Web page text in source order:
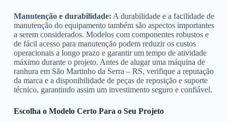
Manutenção e durabilidade: A durabilidade e a facilidade de
manutenção do equipamento também são aspectos importantes
a serem considerados. Modelos com componentes robustos e
de fácil acesso para manutenção podem reduzir os custos
operacionais a longo prazo e garantir um tempo de atividade
máximo durante o projeto. Antes de alugar uma máquina de
ranhura em São Martinho da Serra – RS, verifique a reputação
da marca e a disponibilidade de peças de reposição e suporte
técnico, garantindo assim um investimento seguro e confiável.
Escolha o Modelo Certo Para o Seu Projeto